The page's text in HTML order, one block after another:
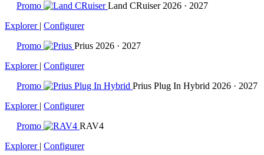
Promo
Land CRuiser 2026 · 2027
Explorer | Configurer
Promo
Prius 2026 · 2027
Explorer | Configurer
Promo
Prius Plug In Hybrid 2026 · 2027
Explorer | Configurer
Promo
RAV4
Explorer | Configurer